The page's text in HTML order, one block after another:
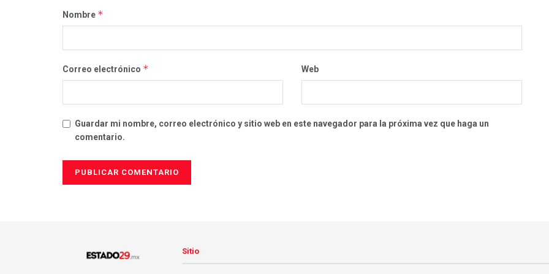
Nombre *
Correo electrónico * Web
Guardar mi nombre, correo electrónico y sitio web en este navegador para la próxima vez que haga un
comentario.
Sitio